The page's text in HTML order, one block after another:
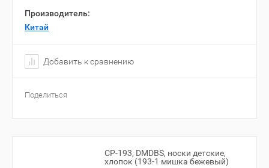
Производитель:
Китай
Добавить к сравнению
Поделиться
CP-193, DMDBS, носки детские,
хлопок (193-1 мишка бежевый)